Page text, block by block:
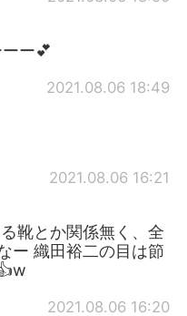
ー💕
2021.08.06 18:49
2021.08.06 16:21
靴とか関係無く、全
ー 織田裕二の目は節
2021.08.06 16:20